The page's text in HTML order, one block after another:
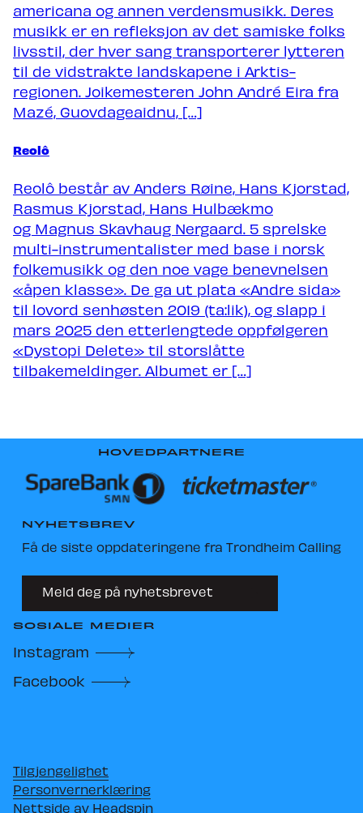
americana og annen verdensmusikk. Deres
musikk er en refleksjon av det samiske folks
livsstil, der hver sang transporterer lytteren
til de vidstrakte landskapene i Arktis-
regionen. Joikemesteren John André Eira fra
Mazé, Guovdageaidnu, […]
Reolô
Reolô består av Anders Røine, Hans Kjorstad,
Rasmus Kjorstad, Hans Hulbækmo
og Magnus Skavhaug Nergaard. 5 sprelske
multi-instrumentalister med base i norsk
folkemusikk og den noe vage benevnelsen
«åpen klasse». De ga ut plata «Andre sida»
til lovord senhøsten 2019 (ta:lik), og slapp i
mars 2025 den etterlengtede oppfølgeren
«Dystopi Delete» til storslåtte
tilbakemeldinger. Albumet er […]
HOVEDPARTNERE
NYHETSBREV
Få de siste oppdateringene fra Trondheim Calling
Meld deg på nyhetsbrevet
SOSIALE MEDIER
Instagram
Facebook
Tilgjengelighet
Personvernerklæring
Nettside av Headspin